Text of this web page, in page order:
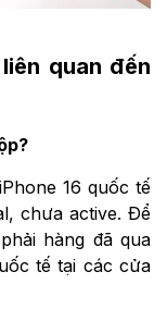
quan đến
16 quốc tế
chưa active. Để
hàng đã qua
tế tại các cửa